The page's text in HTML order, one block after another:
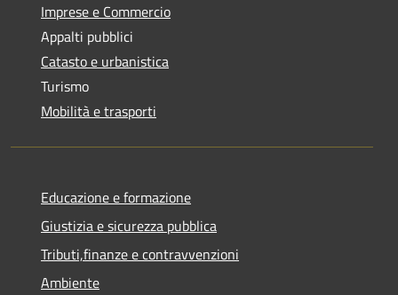
Imprese e Commercio
Appalti pubblici
Catasto e urbanistica
Turismo
Mobilità e trasporti
Educazione e formazione
Giustizia e sicurezza pubblica
Tributi,finanze e contravvenzioni
Ambiente